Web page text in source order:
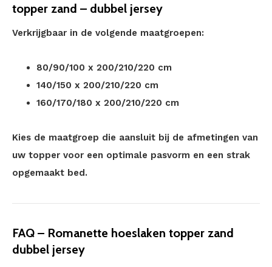
topper zand – dubbel jersey
Verkrijgbaar in de volgende maatgroepen:
80/90/100 x 200/210/220 cm
140/150 x 200/210/220 cm
160/170/180 x 200/210/220 cm
Kies de maatgroep die aansluit bij de afmetingen van
uw topper voor een optimale pasvorm en een strak
opgemaakt bed.
FAQ – Romanette hoeslaken topper zand
dubbel jersey